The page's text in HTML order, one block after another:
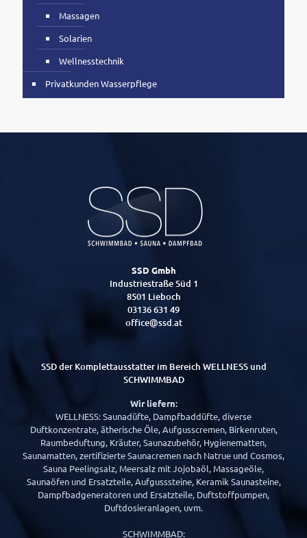
Massagen
Solarien
Wellnesstechnik
Privatkunden Wasserpflege
SSD Gmbh
Industriestraße Süd 1
8501 Lieboch
03136 631 49
office@ssd.at
SSD der Komplettausstatter im Bereich WELLNESS und
SCHWIMMBAD
Wir liefern:
WELLNESS: Saunadüfte, Dampfbaddüfte, diverse
Duftkonzentrate, ätherische Öle, Aufgusscremen, Birkenruten,
Raumbeduftung, Kräuter, Saunazubehör, Hygienematten,
Saunamatten, zertifizierte Saunacremen nach Natrue und Cosmos,
Sauna Peelingsalz, Meersalz mit Jojobaöl, Massageöle,
Saunaöfen und Ersatzteile, Aufgusssteine, Keramik Saunasteine,
Dampfbadgeneratoren und Ersatzteile, Duftstoffpumpen,
Duftdosieranlagen, uvm.
SCHWIMMBAD: